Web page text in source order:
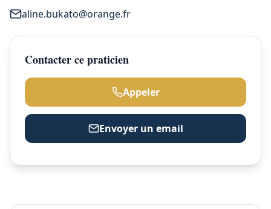
aline.bukato@orange.fr
Contacter ce praticien
Appeler
Envoyer un email